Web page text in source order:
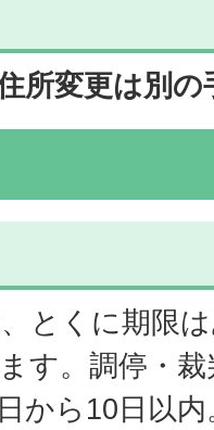
所変更は別
とくに期限
す。調停・
から10日以内